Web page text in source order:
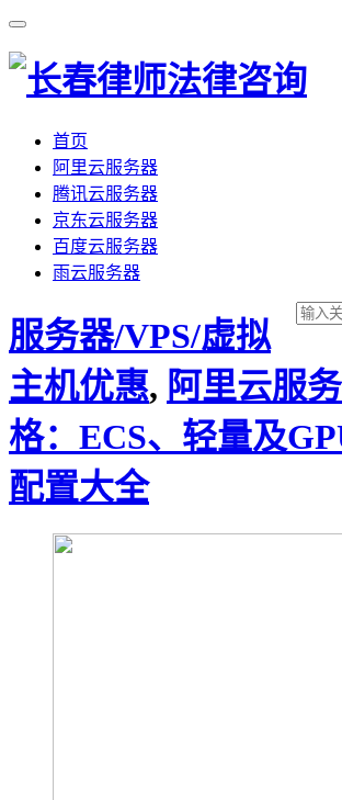
首页
阿里云服务器
腾讯云服务器
京东云服务器
百度云服务器
雨云服务器
服务器/VPS/虚拟
主机优惠, 阿里云服
格：ECS、轻量及
配置大全